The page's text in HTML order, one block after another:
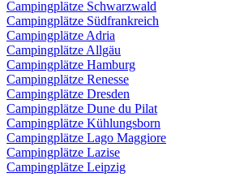
Campingplätze Schwarzwald
Campingplätze Südfrankreich
Campingplätze Adria
Campingplätze Allgäu
Campingplätze Hamburg
Campingplätze Renesse
Campingplätze Dresden
Campingplätze Dune du Pilat
Campingplätze Kühlungsborn
Campingplätze Lago Maggiore
Campingplätze Lazise
Campingplätze Leipzig